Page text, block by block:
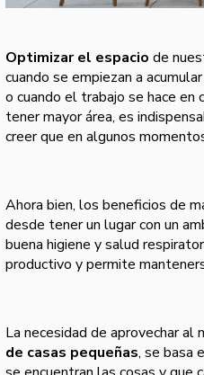
Optimizar el espacio de
cuando se empiezan a
o cuando el trabajo se hace en
tener mayor área, es
creer que en algunos
Ahora bien, los beneficios de
desde tener un lugar con un
buena higiene y salud
productivo y permite
La necesidad de aprovechar al
de casas pequeñas, se basa